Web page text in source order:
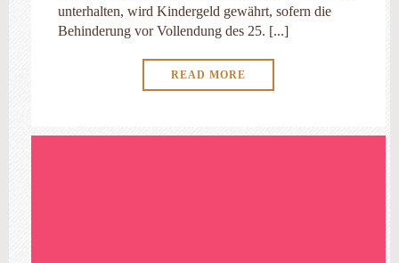
unterhalten, wird Kindergeld ­gewährt, sofern die
Behinderung vor Vollendung des 25. [...]
READ MORE